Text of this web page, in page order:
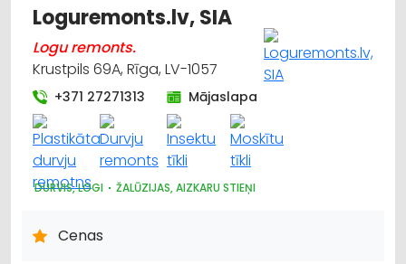
APDARES MATERIĀLI: TIRDZNIECĪBA
Loguremonts.lv, SIA
Logu remonts.
Krustpils 69A, Rīga, LV-1057
+371 27271313 Mājaslapa
DURVIS, LOGI ŽALŪZIJAS, AIZKARU STIEŅI
Cenas